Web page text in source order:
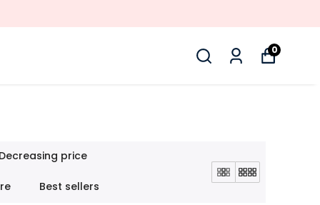
0
price
Best sellers